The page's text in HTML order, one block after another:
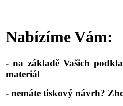
Nabízíme Vám:
- na základě Vašich
materiál
- nemáte tiskový návrh?